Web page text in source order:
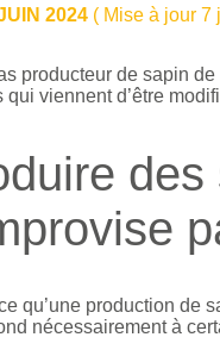
2024 ( Mise à jour 7
producteur de sapin
qui viennent d’être
qu’une production de
nécessairement à